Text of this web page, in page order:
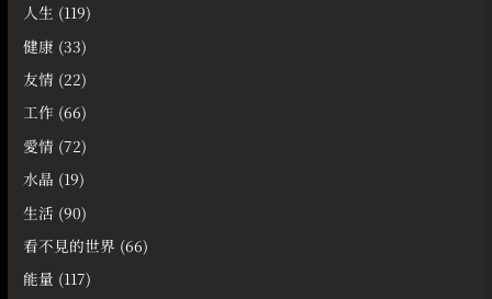
人生 (119)
健康 (33)
友情 (22)
工作 (66)
愛情 (72)
水晶 (19)
生活 (90)
看不見的世界 (66)
能量 (117)